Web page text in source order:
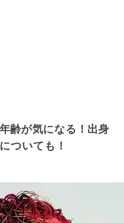
齢が気になる！出身
ついても！